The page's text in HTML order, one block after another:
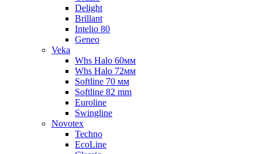
Delight
Brillant
Intelio 80
Geneo
Veka
Whs Halo 60мм
Whs Halo 72мм
Softline 70 мм
Softline 82 mm
Euroline
Swingline
Novotex
Techno
EcoLine